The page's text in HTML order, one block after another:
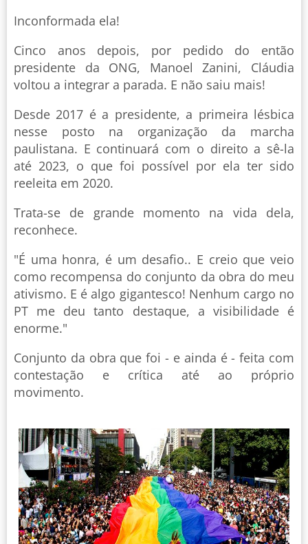
Inconformada ela!
Cinco anos depois, por pedido do então
presidente da ONG, Manoel Zanini, Cláudia
voltou a integrar a parada. E não saiu mais!
Desde 2017 é a presidente, a primeira lésbica
nesse posto na organização da marcha
paulistana. E continuará com o direito a sê-la
até 2023, o que foi possível por ela ter sido
reeleita em 2020.
Trata-se de grande momento na vida dela,
reconhece.
"É uma honra, é um desafio.. E creio que veio
como recompensa do conjunto da obra do meu
ativismo. E é algo gigantesco! Nenhum cargo no
PT me deu tanto destaque, a visibilidade é
enorme."
Conjunto da obra que foi - e ainda é - feita com
contestação e crítica até ao próprio
movimento.